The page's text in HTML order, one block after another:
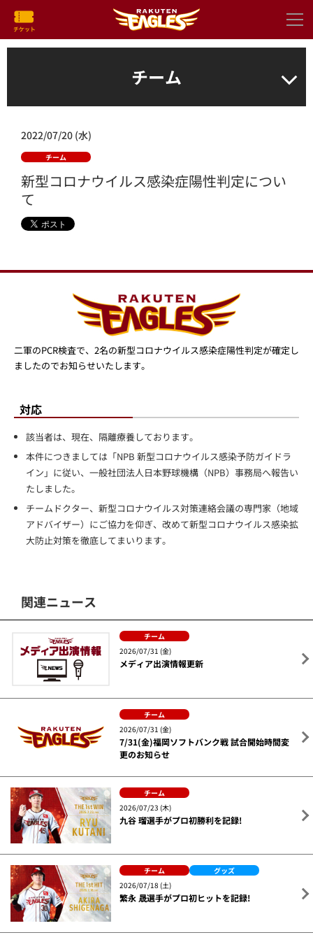
チーム
2022/07/20 (水)
チーム
新型コロナウイルス感染症陽性判定につい
て
二軍のPCR検査で、2名の新型コロナウイルス感染症陽性判定が確定し
ましたのでお知らせいたします。
対応
該当者は、現在、隔離療養しております。
本件につきましては「NPB 新型コロナウイルス感染予防ガイドラ
イン」に従い、一般社団法人日本野球機構（NPB）事務局へ報告い
たしました。
チームドクター、新型コロナウイルス対策連絡会議の専門家（地域
アドバイザー）にご協力を仰ぎ、改めて新型コロナウイルス感染拡
大防止対策を徹底してまいります。
関連ニュース
チーム
2026/07/31 (金)
メディア出演情報更新
チーム
2026/07/31 (金)
7/31(金)福岡ソフトバンク戦 試合開始時間変
更のお知らせ
チーム
2026/07/23 (木)
九谷 瑠選手がプロ初勝利を記録!
チーム
グッズ
2026/07/18 (土)
繁永 晟選手がプロ初ヒットを記録!